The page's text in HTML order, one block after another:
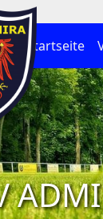
Startseite